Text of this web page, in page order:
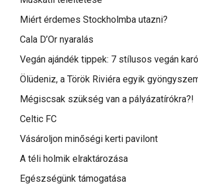
Miért érdemes Stockholmba utazni?
Cala D’Or nyaralás
Vegán ajándék tippek: 7 stílusos vegán
Ölüdeniz, a Török Riviéra egyik
Mégiscsak szükség van a pályázatírókra?!
Celtic FC
Vásároljon minőségi kerti pavilont
A téli holmik elraktározása
Egészségünk támogatása